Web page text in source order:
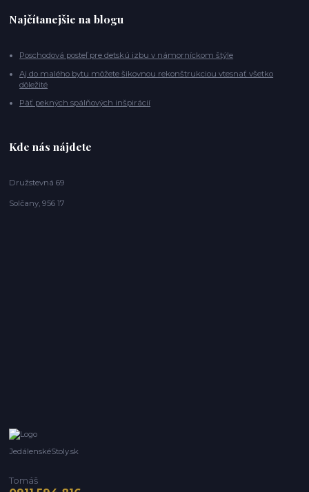
Najčítanejšie na blogu
Poschodová posteľ pre detskú izbu v námorníckom štýle
Aj do malého bytu môžete šikovnou rekonštrukciou vtesnať všetko
dôležité
Päť pekných spálňových inšpirácií
Kde nás nájdete
Družstevná 69
Solčany, 956 17
JedálenskéStoly.sk
Tomáš